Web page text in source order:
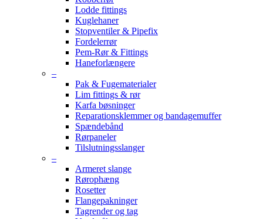
Lodde fittings
Kuglehaner
Stopventiler & Pipefix
Fordelerrør
Pem-Rør & Fittings
Haneforlængere
–
Pak & Fugematerialer
Lim fittings & rør
Karfa bøsninger
Reparationsklemmer og bandagemuffer
Spændebånd
Rørpaneler
Tilslutningsslanger
–
Armeret slange
Rørophæng
Rosetter
Flangepakninger
Tagrender og tag